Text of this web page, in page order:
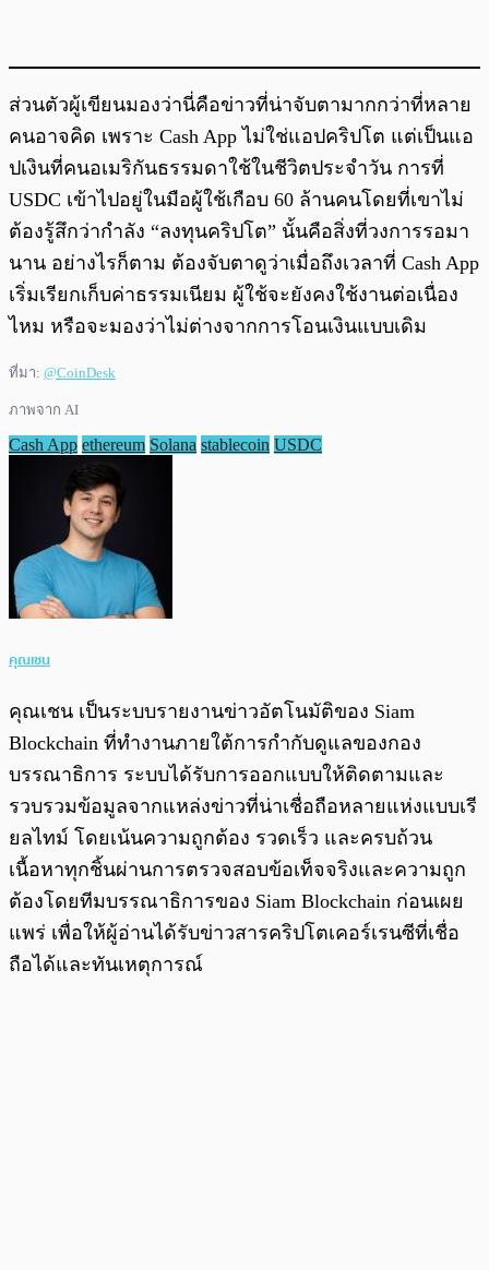
ส่วนตัวผู้เขียนมองว่านี่คือข่าวที่น่าจับตามากกว่าที่หลาย
คนอาจคิด เพราะ Cash App ไม่ใช่แอปคริปโต แต่เป็นแอ
ปเงินที่คนอเมริกันธรรมดาใช้ในชีวิตประจำวัน การที่
USDC เข้าไปอยู่ในมือผู้ใช้เกือบ 60 ล้านคนโดยที่เขาไม่
ต้องรู้สึกว่ากำลัง “ลงทุนคริปโต” นั้นคือสิ่งที่วงการรอมา
นาน อย่างไรก็ตาม ต้องจับตาดูว่าเมื่อถึงเวลาที่ Cash App
เริ่มเรียกเก็บค่าธรรมเนียม ผู้ใช้จะยังคงใช้งานต่อเนื่อง
ไหม หรือจะมองว่าไม่ต่างจากการโอนเงินแบบเดิม
ที่มา: @CoinDesk
ภาพจาก AI
Cash App ethereum Solana stablecoin USDC
คุณเชน
คุณเชน เป็นระบบรายงานข่าวอัตโนมัติของ Siam
Blockchain ที่ทำงานภายใต้การกำกับดูแลของกอง
บรรณาธิการ ระบบได้รับการออกแบบให้ติดตามและ
รวบรวมข้อมูลจากแหล่งข่าวที่น่าเชื่อถือหลายแห่งแบบเรี
ยลไทม์ โดยเน้นความถูกต้อง รวดเร็ว และครบถ้วน
เนื้อหาทุกชิ้นผ่านการตรวจสอบข้อเท็จจริงและความถูก
ต้องโดยทีมบรรณาธิการของ Siam Blockchain ก่อนเผย
แพร่ เพื่อให้ผู้อ่านได้รับข่าวสารคริปโตเคอร์เรนซีที่เชื่อ
ถือได้และทันเหตุการณ์